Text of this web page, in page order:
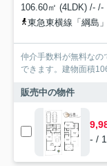
106.60㎡ (4LDK) /- /-
東急東横線「綱島
仲介手数料が無料なの
できます。建物面積
販売中の物件
- /